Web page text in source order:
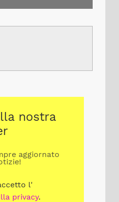
nostra
aggiornato
l'
privacy.